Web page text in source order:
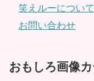
笑えルーについて
お問い合わせ
おもしろ画像